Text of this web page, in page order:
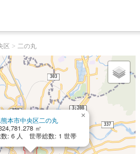
区 > 二の丸
本市中央区二の丸
㎡
数: 6 人 世帯総数: 1 世帯
×